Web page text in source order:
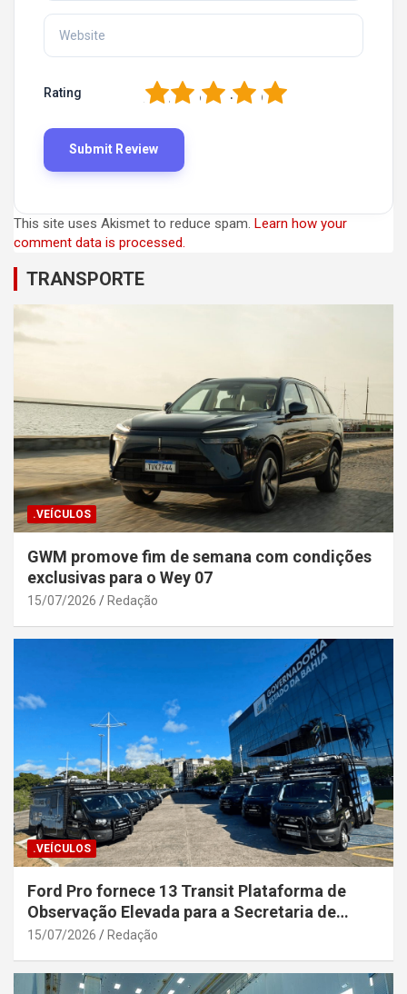
Rating 5
4
3
2
This site uses Akismet to reduce spam. Learn how your
comment data is processed.
TRANSPORTE
.VEÍCULOS
GWM promove fim de semana com condições
exclusivas para o Wey 07
15/07/2026 Redação
.VEÍCULOS
Ford Pro fornece 13 Transit Plataforma de
Observação Elevada para a Secretaria de
Segurança Pública da Bahia
15/07/2026 Redação